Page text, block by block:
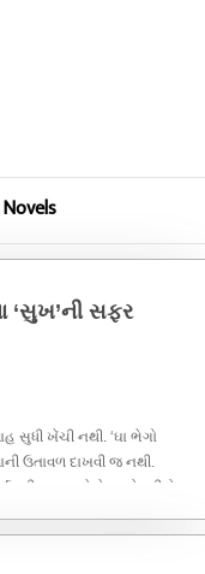
Novels
‘સુખ’ની સફર
સુધી ખેંચી નથી. ‘ઘા ભેગો
ઉતાવળ દાખવી જ નથી.
પૂરી થવા આવે છે ત્યારે કરી છેઃ